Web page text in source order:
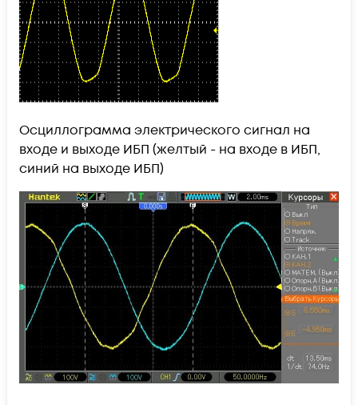
Осциллограмма электрического сигнал на
входе и выходе ИБП (желтый - на входе в ИБП,
синий на выходе ИБП)